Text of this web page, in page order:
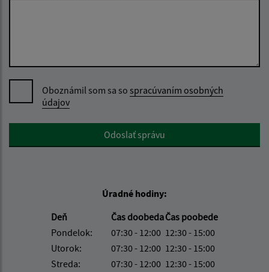
Oboznámil som sa so spracúvaním osobných
údajov
Google reCaptcha ResponseOdoslať správu
Úradné hodiny:
Deň
Čas doobedaČas poobede
Pondelok:
07:30 - 12:00 12:30 - 15:00
Utorok:
07:30 - 12:00 12:30 - 15:00
Streda:
07:30 - 12:00 12:30 - 15:00